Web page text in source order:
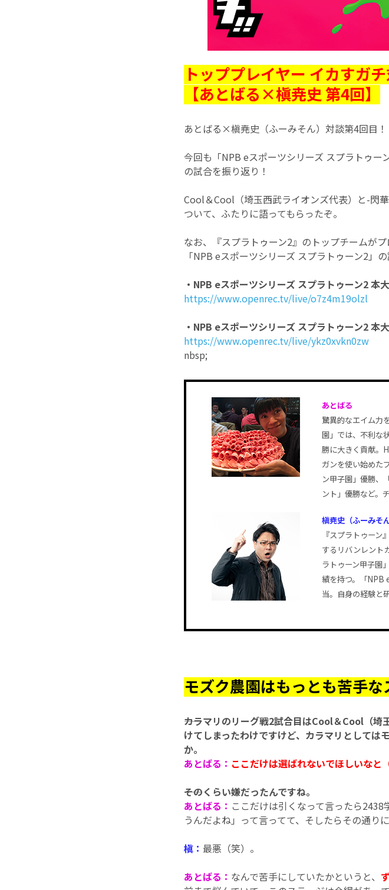
トッププレイヤー イカすガ
【あとばる×槇尭史 第4回】
あとばる×槇尭史（ふーみそん）対談第4回目！
今回も「NPB eスポーツシリーズ スプラトゥー
の試合を振り返り！
Cool＆Cool（埼玉西武ライオンズ代表）と-閃
ついて、ふたりに語ってもらったぞ。
なお、『スプラトゥーン2』のトップチームが
「NPB eスポーツシリーズ スプラトゥーン2」
・NPB eスポーツシリーズ スプラトゥーン2 本
https://www.openrec.tv/live/o7z4m19olzl
・NPB eスポーツシリーズ スプラトゥーン2 本
https://www.openrec.tv/live/ykz0xvkn0zw
nbsp;
あとばる
驚異的なエイム力
園」では、不利な
勝に大きく貢献。
ガンを使い始めた
ン甲子園」優勝、
ント」優勝など。
槇尭史（ふーみそん
『スプラトゥー
するリバンレント
ラトゥーン甲子園
績を持つ。「NPB
当。自身の経験と
モズク農園はもっとも苦手
――カラマリのリーグ戦2試合目はCool＆Cool（
けてしまったわけですけど、カラマリとしては
か。
あとばる： ここだけは選ばれないでほしいなと
――そのくらい嫌だったんですね。
あとばる： ここだけは引くなって言ったら
うんだよね」って言ってて、そしたらその通り
槇： 最悪（笑）。
あとばる： なんで苦手にしていたかというと、